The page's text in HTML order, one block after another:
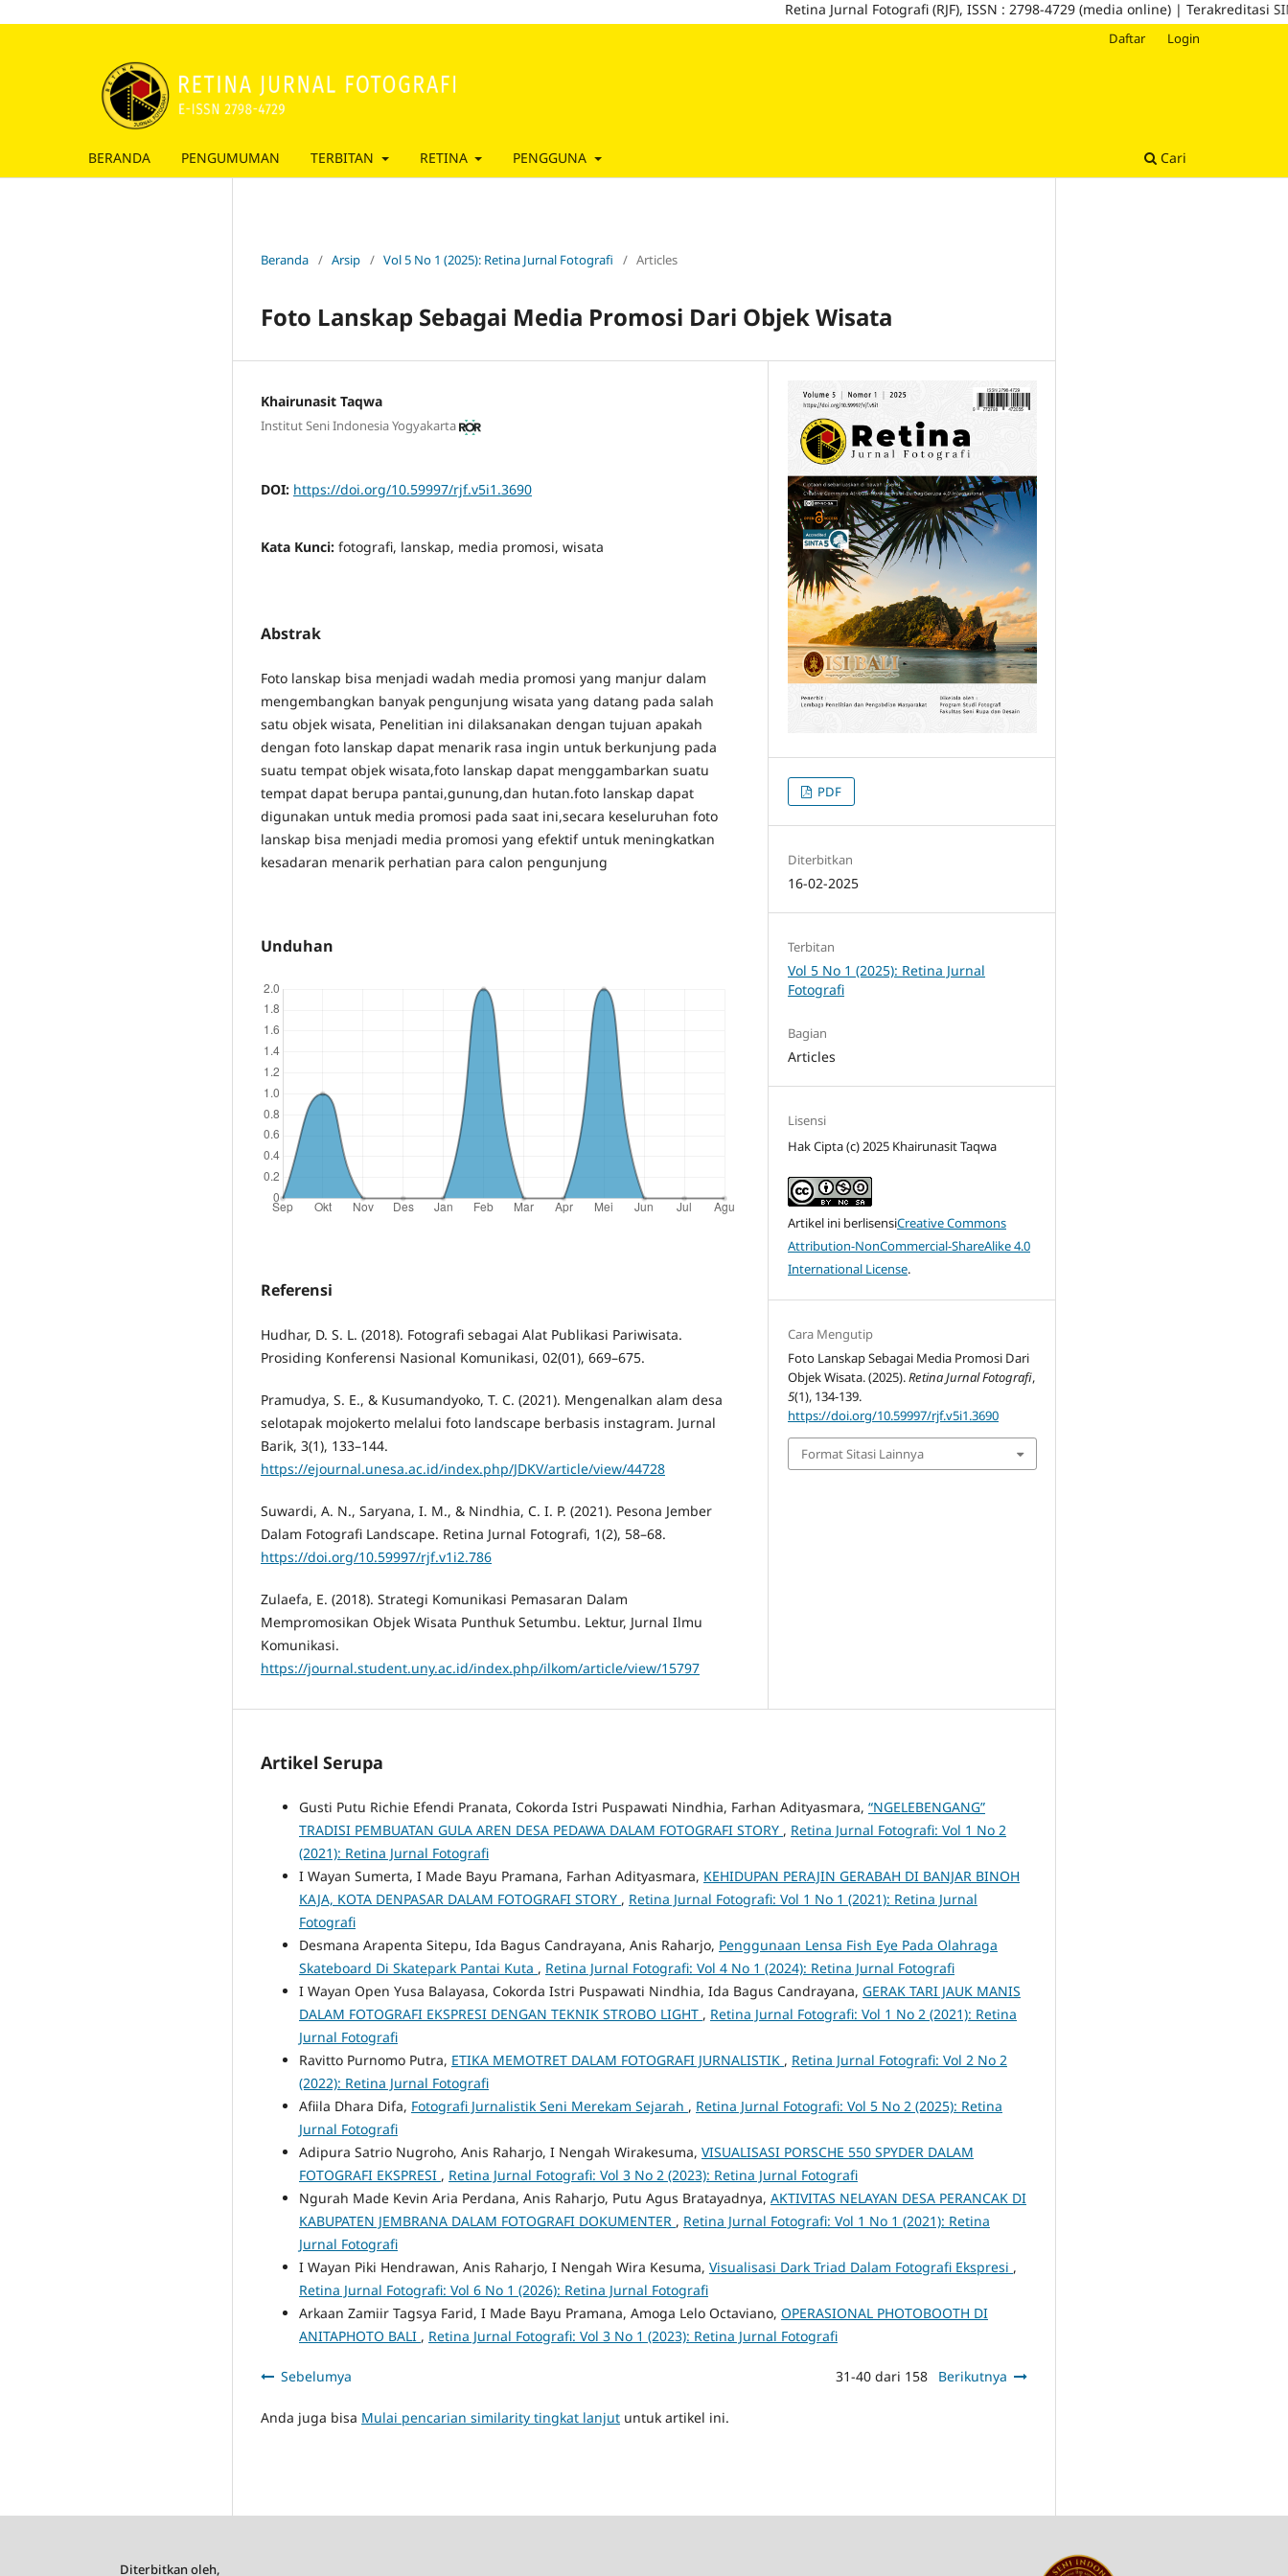
Retina Jurnal Fotografi (RJF), ISSN : 2798-4729 (media online) | Terakreditasi SINTA 5
BERANDA PENGUMUMAN TERBITAN RETINA PENGGUNA Cari
Daftar Login
Beranda / Arsip / Vol 5 No 1 (2025): Retina Jurnal Fotografi / Articles
Foto Lanskap Sebagai Media Promosi Dari Objek Wisata
Khairunasit Taqwa
Institut Seni Indonesia Yogyakarta
DOI: https://doi.org/10.59997/rjf.v5i1.3690
Kata Kunci: fotografi, lanskap, media promosi, wisata
Abstrak
Foto lanskap bisa menjadi wadah media promosi yang manjur dalam
mengembangkan banyak pengunjung wisata yang datang pada salah
satu objek wisata, Penelitian ini dilaksanakan dengan tujuan apakah
dengan foto lanskap dapat menarik rasa ingin untuk berkunjung pada
suatu tempat objek wisata,foto lanskap dapat menggambarkan suatu
tempat dapat berupa pantai,gunung,dan hutan.foto lanskap dapat
digunakan untuk media promosi pada saat ini,secara keseluruhan foto
lanskap bisa menjadi media promosi yang efektif untuk meningkatkan
kesadaran menarik perhatian para calon pengunjung
Unduhan
Referensi
Hudhar, D. S. L. (2018). Fotografi sebagai Alat Publikasi Pariwisata.
Prosiding Konferensi Nasional Komunikasi, 02(01), 669–675.
Pramudya, S. E., & Kusumandyoko, T. C. (2021). Mengenalkan alam desa
selotapak mojokerto melalui foto landscape berbasis instagram. Jurnal
Barik, 3(1), 133–144.
https://ejournal.unesa.ac.id/index.php/JDKV/article/view/44728
Suwardi, A. N., Saryana, I. M., & Nindhia, C. I. P. (2021). Pesona Jember
Dalam Fotografi Landscape. Retina Jurnal Fotografi, 1(2), 58–68.
https://doi.org/10.59997/rjf.v1i2.786
Zulaefa, E. (2018). Strategi Komunikasi Pemasaran Dalam
Mempromosikan Objek Wisata Punthuk Setumbu. Lektur, Jurnal Ilmu
Komunikasi.
https://journal.student.uny.ac.id/index.php/ilkom/article/view/15797
PDF
Diterbitkan
16-02-2025
Terbitan
Vol 5 No 1 (2025): Retina Jurnal
Fotografi
Bagian
Articles
Lisensi
Hak Cipta (c) 2025 Khairunasit Taqwa
Artikel ini berlisensiCreative Commons
Attribution-NonCommercial-ShareAlike 4.0
International License.
Cara Mengutip
Foto Lanskap Sebagai Media Promosi Dari
Objek Wisata. (2025).Retina Jurnal Fotografi,
5(1), 134-139.
https://doi.org/10.59997/rjf.v5i1.3690
Format Sitasi Lainnya
Artikel Serupa
Gusti Putu Richie Efendi Pranata, Cokorda Istri Puspawati Nindhia, Farhan Adityasmara, “NGELEBENGANG”
TRADISI PEMBUATAN GULA AREN DESA PEDAWA DALAM FOTOGRAFI STORY , Retina Jurnal Fotografi: Vol 1 No 2
(2021): Retina Jurnal Fotografi
I Wayan Sumerta, I Made Bayu Pramana, Farhan Adityasmara, KEHIDUPAN PERAJIN GERABAH DI BANJAR BINOH
KAJA, KOTA DENPASAR DALAM FOTOGRAFI STORY , Retina Jurnal Fotografi: Vol 1 No 1 (2021): Retina Jurnal
Fotografi
Desmana Arapenta Sitepu, Ida Bagus Candrayana, Anis Raharjo, Penggunaan Lensa Fish Eye Pada Olahraga
Skateboard Di Skatepark Pantai Kuta , Retina Jurnal Fotografi: Vol 4 No 1 (2024): Retina Jurnal Fotografi
I Wayan Open Yusa Balayasa, Cokorda Istri Puspawati Nindhia, Ida Bagus Candrayana, GERAK TARI JAUK MANIS
DALAM FOTOGRAFI EKSPRESI DENGAN TEKNIK STROBO LIGHT , Retina Jurnal Fotografi: Vol 1 No 2 (2021): Retina
Jurnal Fotografi
Ravitto Purnomo Putra, ETIKA MEMOTRET DALAM FOTOGRAFI JURNALISTIK , Retina Jurnal Fotografi: Vol 2 No 2
(2022): Retina Jurnal Fotografi
Afiila Dhara Difa, Fotografi Jurnalistik Seni Merekam Sejarah , Retina Jurnal Fotografi: Vol 5 No 2 (2025): Retina
Jurnal Fotografi
Adipura Satrio Nugroho, Anis Raharjo, I Nengah Wirakesuma, VISUALISASI PORSCHE 550 SPYDER DALAM
FOTOGRAFI EKSPRESI , Retina Jurnal Fotografi: Vol 3 No 2 (2023): Retina Jurnal Fotografi
Ngurah Made Kevin Aria Perdana, Anis Raharjo, Putu Agus Bratayadnya, AKTIVITAS NELAYAN DESA PERANCAK DI
KABUPATEN JEMBRANA DALAM FOTOGRAFI DOKUMENTER , Retina Jurnal Fotografi: Vol 1 No 1 (2021): Retina
Jurnal Fotografi
I Wayan Piki Hendrawan, Anis Raharjo, I Nengah Wira Kesuma, Visualisasi Dark Triad Dalam Fotografi Ekspresi ,
Retina Jurnal Fotografi: Vol 6 No 1 (2026): Retina Jurnal Fotografi
Arkaan Zamiir Tagsya Farid, I Made Bayu Pramana, Amoga Lelo Octaviano, OPERASIONAL PHOTOBOOTH DI
ANITAPHOTO BALI , Retina Jurnal Fotografi: Vol 3 No 1 (2023): Retina Jurnal Fotografi
Sebelumya 31-40 dari 158 Berikutnya
Anda juga bisa Mulai pencarian similarity tingkat lanjut untuk artikel ini.
Diterbitkan oleh,